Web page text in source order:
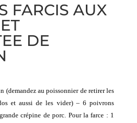
FARCIS AUX
DE
(demandez au poissonnier de retirer les
et aussi de les vider) – 6 poivrons
crépine de porc. Pour la farce : 1